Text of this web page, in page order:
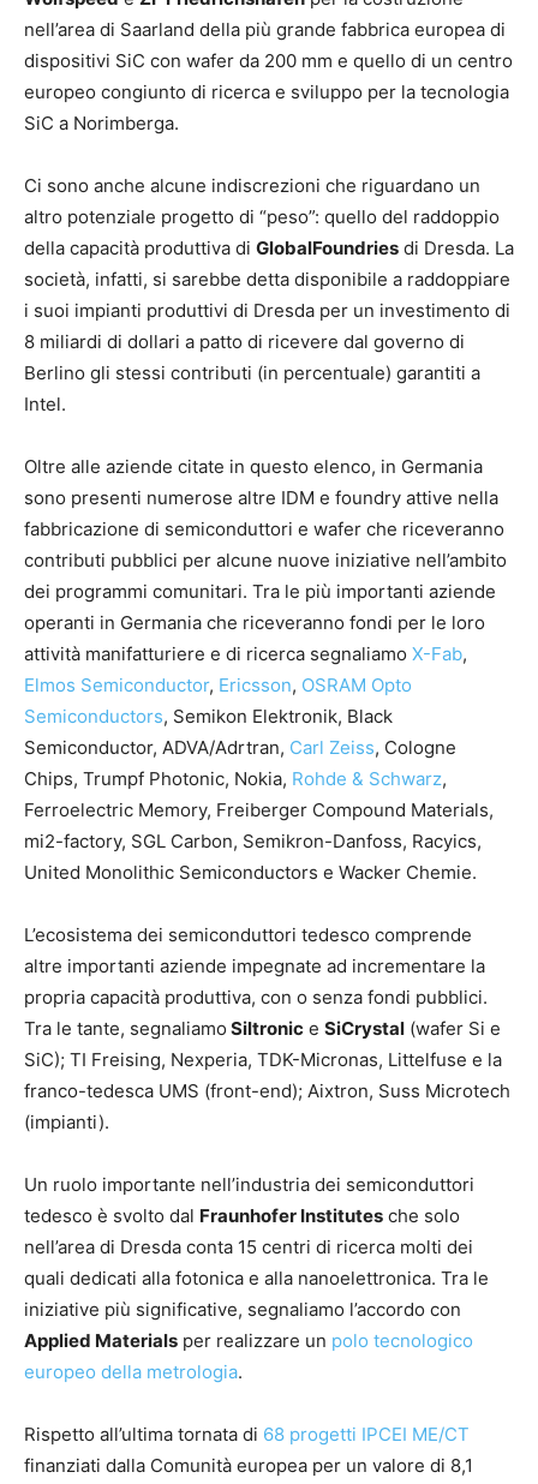
nell’area di Saarland della più grande fabbrica europea di
dispositivi SiC con wafer da 200 mm e quello di un centro
europeo congiunto di ricerca e sviluppo per la tecnologia
SiC a Norimberga.
Ci sono anche alcune indiscrezioni che riguardano un
altro potenziale progetto di “peso”: quello del raddoppio
della capacità produttiva di GlobalFoundries di Dresda. La
società, infatti, si sarebbe detta disponibile a raddoppiare
i suoi impianti produttivi di Dresda per un investimento di
8 miliardi di dollari a patto di ricevere dal governo di
Berlino gli stessi contributi (in percentuale) garantiti a
Intel.
Oltre alle aziende citate in questo elenco, in Germania
sono presenti numerose altre IDM e foundry attive nella
fabbricazione di semiconduttori e wafer che riceveranno
contributi pubblici per alcune nuove iniziative nell’ambito
dei programmi comunitari. Tra le più importanti aziende
operanti in Germania che riceveranno fondi per le loro
attività manifatturiere e di ricerca segnaliamo X-Fab,
Elmos Semiconductor, Ericsson, OSRAM Opto
Semiconductors, Semikon Elektronik, Black
Semiconductor, ADVA/Adrtran, Carl Zeiss, Cologne
Chips, Trumpf Photonic, Nokia, Rohde & Schwarz,
Ferroelectric Memory, Freiberger Compound Materials,
mi2-factory, SGL Carbon, Semikron-Danfoss, Racyics,
United Monolithic Semiconductors e Wacker Chemie.
L’ecosistema dei semiconduttori tedesco comprende
altre importanti aziende impegnate ad incrementare la
propria capacità produttiva, con o senza fondi pubblici.
Tra le tante, segnaliamo Siltronic e SiCrystal (wafer Si e
SiC); TI Freising, Nexperia, TDK-Micronas, Littelfuse e la
franco-tedesca UMS (front-end); Aixtron, Suss Microtech
(impianti).
Un ruolo importante nell’industria dei semiconduttori
tedesco è svolto dal Fraunhofer Institutes che solo
nell’area di Dresda conta 15 centri di ricerca molti dei
quali dedicati alla fotonica e alla nanoelettronica. Tra le
iniziative più significative, segnaliamo l’accordo con
Applied Materials per realizzare un polo tecnologico
europeo della metrologia.
Rispetto all’ultima tornata di 68 progetti IPCEI ME/CT
finanziati dalla Comunità europea per un valore di 8,1